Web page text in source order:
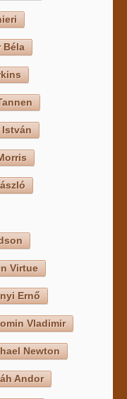
Béla
István
Virtue
Ernő
Vladimir
Newton
Andor